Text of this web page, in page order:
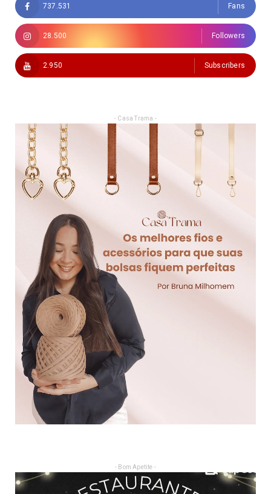
737.531 Fans
28.500 Followers
2.950 Subscribers
- Casa Trama -
- Bom Apetite -